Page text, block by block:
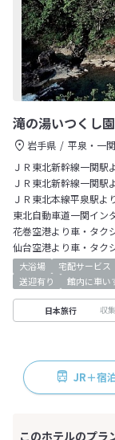
滝の湯いつくし園
岩手県 平泉・一関
ＪＲ東北新幹線一関駅
ＪＲ東北新幹線一関駅
ＪＲ東北本線平泉駅よ
東北自動車道一関イン
花巻空港より車・タク
仙台空港より車・タク
大浴場 宅配サービス
送迎有り
館内に車い
日本旅行 収
JR＋宿